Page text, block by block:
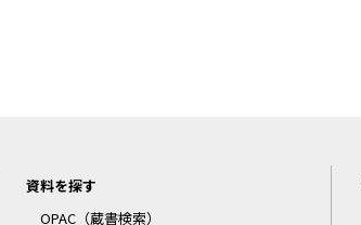
資料を探す
OPAC（蔵書検索）